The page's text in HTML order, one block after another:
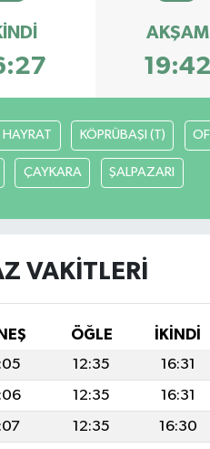
AKŞAM
19:42
HAYRAT KÖPRÜBAŞI (T) OF
ÇAYKARA ŞALPAZARI
VAKITLERI
ÖĞLE İKINDI
12:35 16:31
12:35 16:31
12:35 16:30